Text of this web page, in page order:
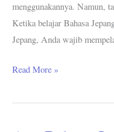
menggunakannya. Namun,
Ketika belajar Bahasa
Jepang, Anda wajib
Read More »